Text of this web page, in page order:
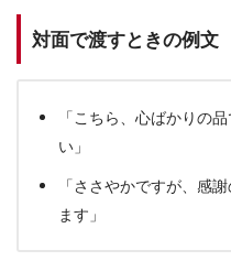
対面で渡すときの例文
「こちら、心ばかりの
い」
「ささやかですが、感
ます」